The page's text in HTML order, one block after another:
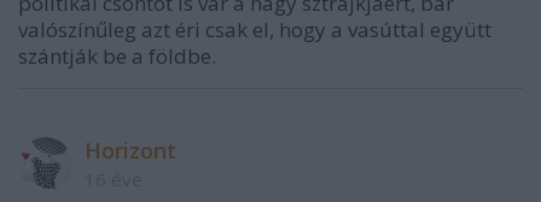
valószínűleg azt éri csak el, hogy a vasúttal együtt
szántják be a földbe.
Horizont